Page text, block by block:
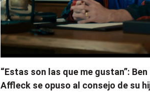
“Estas son las que me gustan”: Ben
Affleck se opuso al consejo de su